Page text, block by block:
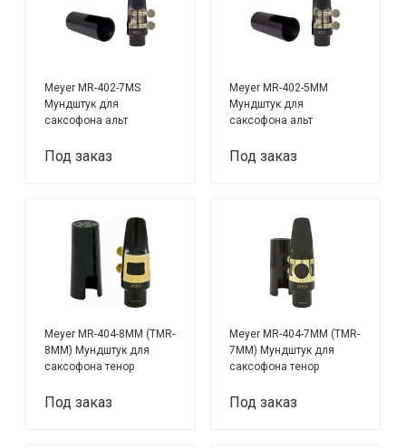
Meyer MR-402-7MS
Мундштук для
саксофона альт
Под заказ
Meyer MR-402-5MM
Мундштук для
саксофона альт
Под заказ
Meyer MR-404-8MM (TMR-
8MM) Мундштук для
саксофона тенор
Под заказ
Meyer MR-404-7MM (TMR-
7MM) Мундштук для
саксофона тенор
Под заказ